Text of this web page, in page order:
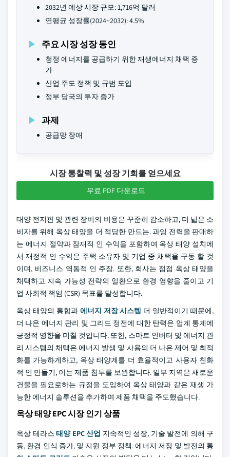
2032년 예상 시장 규모: 1,716억 달러
연평균 성장률(2024~2032): 4.5%
주요 시장 성장 동인
청정 에너지를 공급하기 위한 재생에너지 채택 증
가
산업 주도 정책 및 규범 도입
정부 당국의 투자 증가
과제
공급망 장애
시장 통찰력 및 성장 기회를 얻으세요
무료 PDF 다운로드
태양 전지판 및 관련 장비의 비용은 꾸준히 감소하고, 더 넓은 소
비자를 위해 옥상 태양을 더 적당한 만드는. 과잉 전력을 판매하
는 에너지 절약과 잠재적 인 수익을 포함하여 옥상 태양 설치에
서 재정적 인 수익은 주택 소유자 및 기업 중 채택을 구동 할 것
이며, 비즈니스 역동적 인 주장. 또한, 회사는 점점 옥상 태양을
채택하고 지속 가능성 전략의 일환으로 환경 영향을 줄이고 기
업 사회적 책임 (CSR) 목표를 달성합니다.
옥상 태양의 통합과 에너지 저장 시스템 더 일반적이기 때문에,
더 나은 에너지 관리 및 그리드 정전에 대한 탄력은 업계 통계에
긍정적 영향을 미칠 것입니다. 또한, 스마트 인버터 및 에너지 관
리 시스템의 채택은 에너지 발생 및 사용의 더 나은 제어 및 최적
화를 가능하게하고, 옥상 태양계를 더 효율적이고 사용자 친화
적 인 만들기, 이는 제품 침투를 보완합니다. 일부 지역은 새로운
건물을 필요로하는 규정을 도입하여 옥상 태양과 같은 재생 가
능한 에너지 솔루션을 추가하여 제품 채택을 주도했습니다.
옥상 태양 EPC 시장 인기 상품
옥상 테라스 태양 EPC 산업 지속적인 성장, 기술 발전에 의해 구
동, 환경 인식 증가, 및 지원 정부 정책. 에너지 저장 및 발전의 통